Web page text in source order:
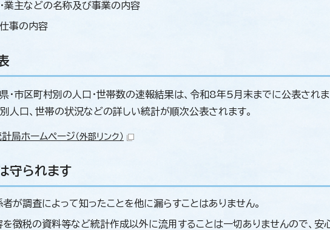
業主などの名称及び事業の内容
事の内容
・市区町村別の人口・世帯数の速報結果は、令和8年5月末までに公表されま
人口、世帯の状況などの詳しい統計が順次公表されます。
局ホームページ （外部リンク）
守られます
が調査によって知ったことを他に漏らすことはありません。
徴税の資料等など統計作成以外に流用することは一切ありませんので、安